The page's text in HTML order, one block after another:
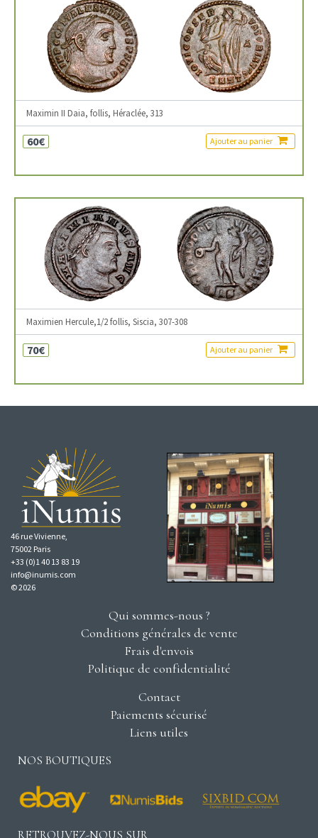
Maximin II Daia, follis, Héraclée, 313
60€ Ajouter au panier
Maximien Hercule,1/2 follis, Siscia, 307-308
70€ Ajouter au panier
46 rue Vivienne,
75002 Paris
+33 (0)1 40 13 83 19
info@inumis.com
© 2026
Qui sommes-nous ?
Conditions générales de vente
Frais d'envois
Politique de confidentialité
Contact
Paiements sécurisé
Liens utiles
NOS BOUTIQUES
RETROUVEZ-NOUS SUR